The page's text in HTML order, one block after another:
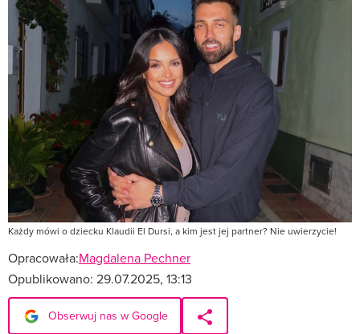
Każdy mówi o dziecku Klaudii El Dursi, a kim jest jej partner? Nie uwierzycie!
Opracowała:Magdalena Pechner
Opublikowano: 29.07.2025, 13:13
Obserwuj nas w Google